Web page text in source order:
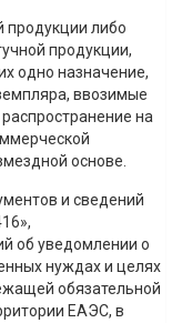
продукции либо
продукции,
одно назначение,
ввозимые
на
основе.
и сведений
об уведомлении о
нуждах и целях
обязательной
ЕАЭС, в